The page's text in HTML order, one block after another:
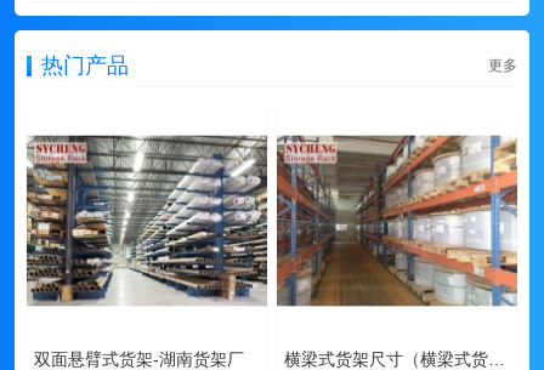
热门产品 更多
双面悬臂式货架-湖南货架厂